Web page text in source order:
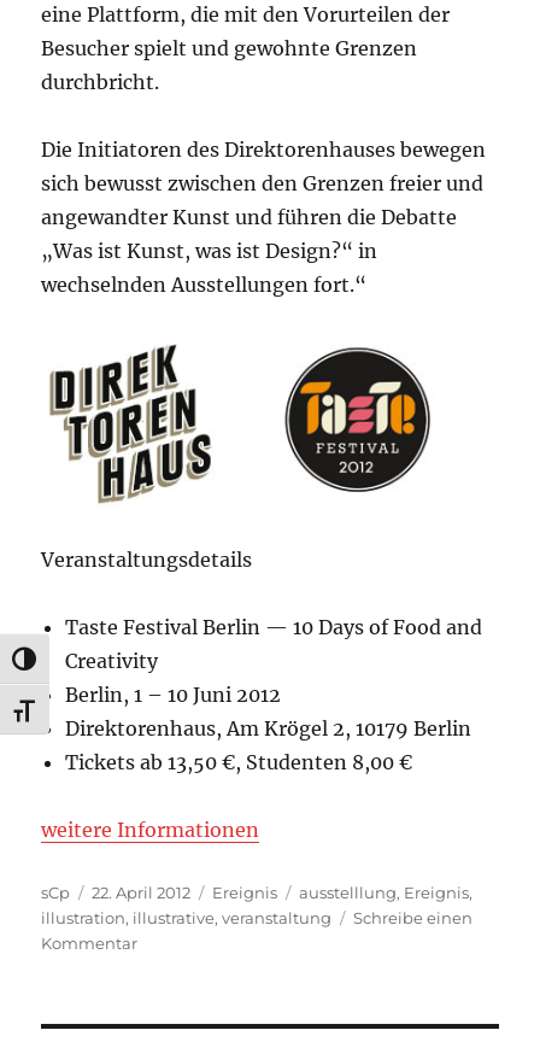
UMSCHALTEN AUF HOHE KONTRASTE
SCHRIFT VERGRÖSSERN
eine Plattform, die mit den Vorurteilen der
Besucher spielt und gewohnte Grenzen
durchbricht.
Die Initiatoren des Direktorenhauses bewegen
sich bewusst zwischen den Grenzen freier und
angewandter Kunst und führen die Debatte
„Was ist Kunst, was ist Design?“ in
wechselnden Ausstellungen fort.“
Veranstaltungsdetails
Taste Festival Berlin — 10 Days of Food and
Creativity
Berlin, 1 – 10 Juni 2012
Direktorenhaus, Am Krögel 2, 10179 Berlin
Tickets ab 13,50 €, Studenten 8,00 €
weitere Informationen
Autor
sCp
Veröffentlicht
am
22. April 2012 Kategorien
Ereignis Schlagwörter
ausstelllung, Ereignis,
illustration, illustrative,veranstaltung
Schreibe einen
Kommentarzu